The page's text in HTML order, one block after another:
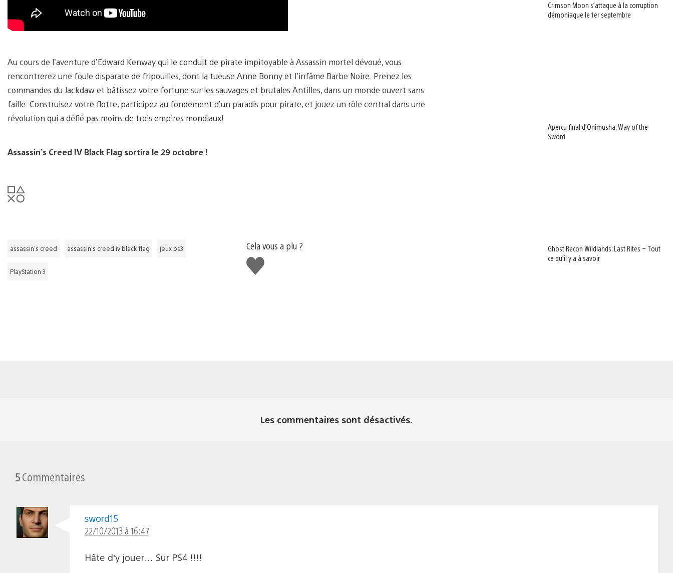
Au cours de l’aventure d’Edward Kenway qui le conduit de pirate impitoyable à Assassin mortel dévoué, vous
rencontrerez une foule disparate de fripouilles, dont la tueuse Anne Bonny et l’infâme Barbe Noire. Prenez les
commandes du Jackdaw et bâtissez votre fortune sur les sauvages et brutales Antilles, dans un monde ouvert sans
faille. Construisez votre flotte, participez au fondement d’un paradis pour pirate, et jouez un rôle central dans une
révolution qui a défié pas moins de trois empires mondiaux!
Assassin’s Creed IV Black Flag sortira le 29 octobre !
assassin's creed assassin's creed iv black flag jeux ps3
PlayStation 3
Cela vous a plu ?
J'aime
Crimson Moon s’attaque à la corruption
démoniaque le 1er septembre
Aperçu final d’Onimusha: Way of the
Sword
Ghost Recon Wildlands: Last Rites – Tout
ce qu’il y a à savoir
Les commentaires sont désactivés.
5Commentaires
sword15
22/10/2013 à 16:47
Hâte d’y jouer… Sur PS4 !!!!